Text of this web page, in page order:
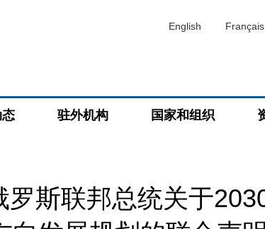
English Français
驻外机构 国家和组织
斯联邦总统关于